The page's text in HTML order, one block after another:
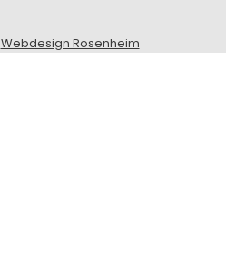
Webdesign Rosenheim